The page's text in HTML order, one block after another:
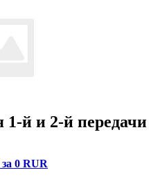
й и 2-й передачи
0 RUR